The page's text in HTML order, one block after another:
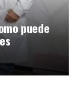
puede